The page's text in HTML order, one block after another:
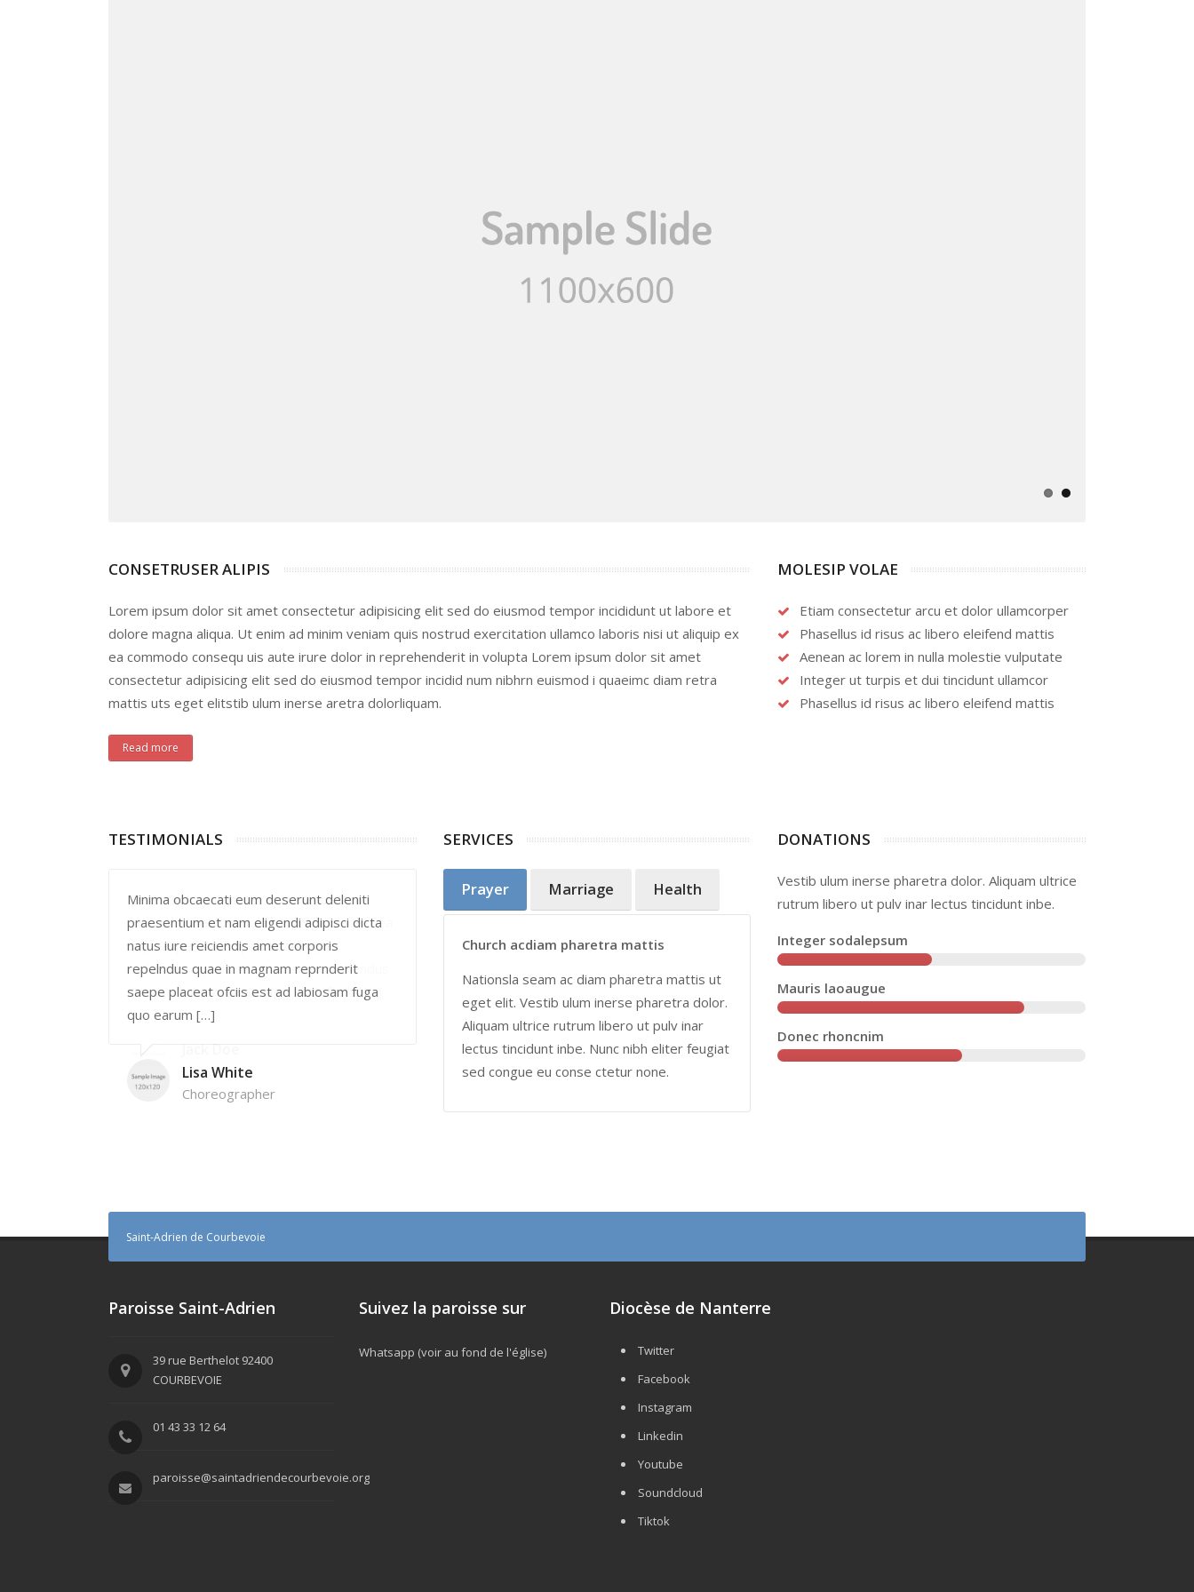
CONSETRUSER ALIPIS
Lorem ipsum dolor sit amet consectetur adipisicing elit sed do eiusmod tempor incididunt ut labore et
dolore magna aliqua. Ut enim ad minim veniam quis nostrud exercitation ullamco laboris nisi ut aliquip ex
ea commodo consequ uis aute irure dolor in reprehenderit in volupta Lorem ipsum dolor sit amet
consectetur adipisicing elit sed do eiusmod tempor incidid num nibhrn euismod i quaeimc diam retra
mattis uts eget elitstib ulum inerse aretra dolorliquam.
Read more
MOLESIP VOLAE
Etiam consectetur arcu et dolor ullamcorper
Phasellus id risus ac libero eleifend mattis
Aenean ac lorem in nulla molestie vulputate
Integer ut turpis et dui tincidunt ullamcor
Phasellus id risus ac libero eleifend mattis
TESTIMONIALS
Minima obcaecati eum deserunt deleniti
praesentium et nam eligendi adipisci dicta
natus iure reiciendis amet corporis
repelndus quae in magnam reprnderit
saepe placeat ofciis est ad labiosam fuga
quo earum […]
Lisa White
Choreographer
Delectus illo dolor quas fugiat possimus
quod eligendi quo soluta enim! Hic beatae
consentur eius aliquid fuga […]
Michael Doe
Fashion Designer
SERVICES
Prayer Marriage Health
Church acdiam pharetra mattis
Nationsla seam ac diam pharetra mattis ut
eget elit. Vestib ulum inerse pharetra dolor.
Aliquam ultrice rutrum libero ut pulv inar
lectus tincidunt inbe. Nunc nibh eliter feugiat
sed congue eu conse ctetur none.
DONATIONS
Vestib ulum inerse pharetra dolor. Aliquam ultrice
rutrum libero ut pulv inar lectus tincidunt inbe.
Integer sodalepsum
Mauris laoaugue
Donec rhoncnim
Saint-Adrien de Courbevoie
Paroisse Saint-Adrien
39 rue Berthelot 92400
COURBEVOIE
01 43 33 12 64
paroisse@saintadriendecourbevoie.org
Suivez la paroisse sur
Whatsapp (voir au fond de l'église)
Diocèse de Nanterre
Twitter
Facebook
Instagram
Linkedin
Youtube
Soundcloud
Tiktok